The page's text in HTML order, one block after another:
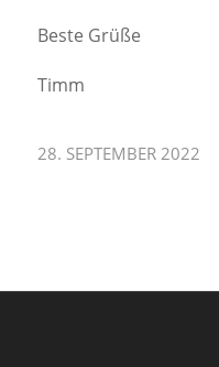
Beste Grüße
Timm
28. SEPTEMBER 2022